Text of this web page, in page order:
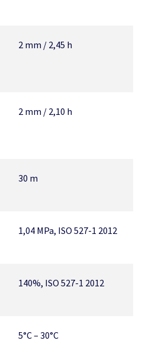
2 mm / 2,45 h
2 mm / 2,10 h
30 m
1,04 MPa, ISO 527-1 2012
140%, ISO 527-1 2012
5°C – 30°C